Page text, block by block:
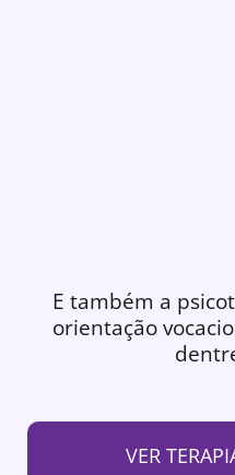
E também a
orientação
VER